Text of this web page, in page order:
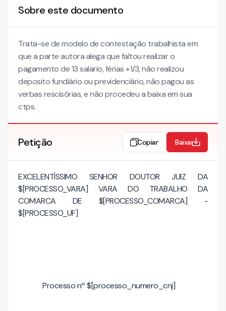
Sobre este documento
Trata-se de modelo de contestação trabalhista em
que a parte autora alega que faltou realizar o
pagamento de 13 salario, férias +1/3, não realizou
deposito fundiário ou previdenciário, não pagou as
verbas rescisórias, e não procedeu a baixa em sua
ctps.
Petição Copiar Baixar
EXCELENTÍSSIMO SENHOR DOUTOR JUIZ DA
$[PROCESSO_VARA] VARA DO TRABALHO DA
COMARCA DE $[PROCESSO_COMARCA] -
$[PROCESSO_UF]
Processo nº $[processo_numero_cnj]